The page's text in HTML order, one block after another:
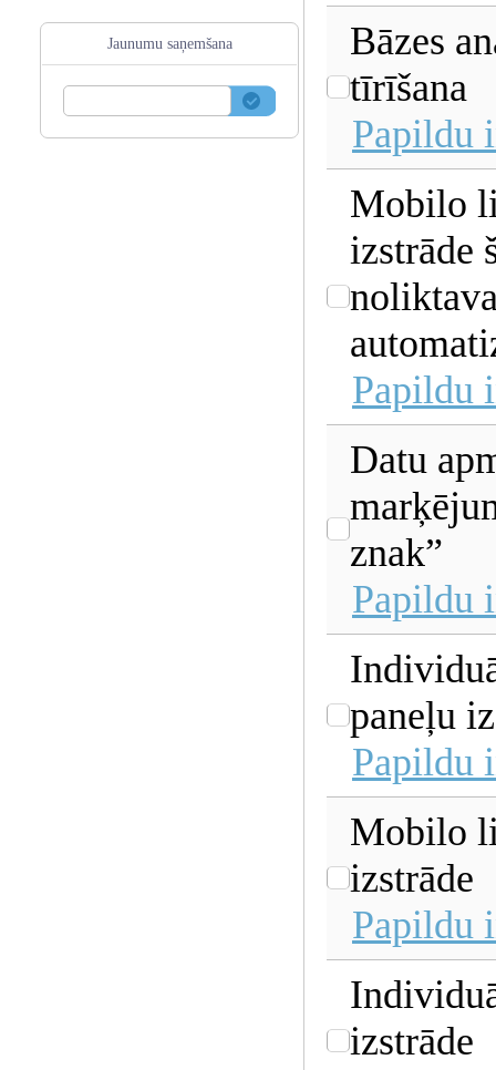
Jaunumu saņemšana
Bāzes
tīrīšana
Papildu
Mobilo
izstrāde
Papildu
Datu
znak”
Papildu
paneļu
Papildu
Mobilo
izstrāde
Papildu
izstrāde